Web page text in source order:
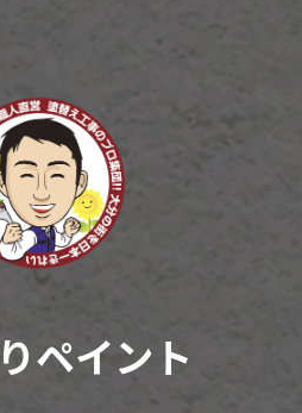
ペイント